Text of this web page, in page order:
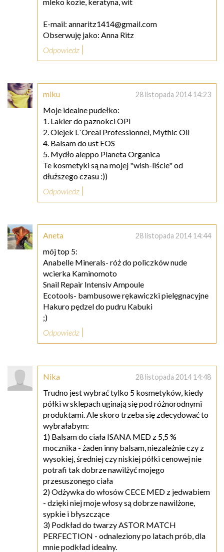
E-mail: annaritz1414@gmail.com
Obserwuję jako: Anna Ritz
Odpowiedz
miku 28 listopada 2014 14:23
Moje idealne pudełko:
1. Lakier do paznokci OPI
2. Olejek L`Oreal Professionnel, Mythic Oil
4. Balsam do ust EOS
5. Mydło aleppo Planeta Organica
Te kosmetyki są na mojej "wish-liście" od
dłuższego czasu :))
Odpowiedz
Aneta 28 listopada 2014 14:44
mój top 5:
Anabelle Minerals- róż do policzków nude
wcierka Kaminomoto
Snail Repair Intensiv Ampoule
Ecotools- bambusowe rękawiczki pielęgnacyjne
Hakuro pędzel do pudru Kabuki
;)
Odpowiedz
Nika 28 listopada 2014 14:48
Trudno jest wybrać tylko 5 kosmetyków, kiedy
półki w sklepach uginają się pod różnorodnymi
produktami. Ale skoro trzeba się zdecydować to
wybrałabym:
1) Balsam do ciała ISANA MED z 5,5 %
mocznika - żaden inny balsam, niezależnie czy z
wysokiej, średniej czy niskiej półki cenowej nie
potrafi tak dobrze nawilżyć mojego
przesuszonego ciała
2) Odżywka do włosów CECE MED z jedwabiem
- dzięki niej moje włosy są dobrze nawilżone,
sypkie i błyszczące
3) Podkład do twarzy ASTOR MATCH
PERFECTION - odnaleziony po latach prób, dla
mnie podkład idealny.